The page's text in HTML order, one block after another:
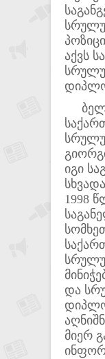
აქვს
იგი
1998
და
მიერ